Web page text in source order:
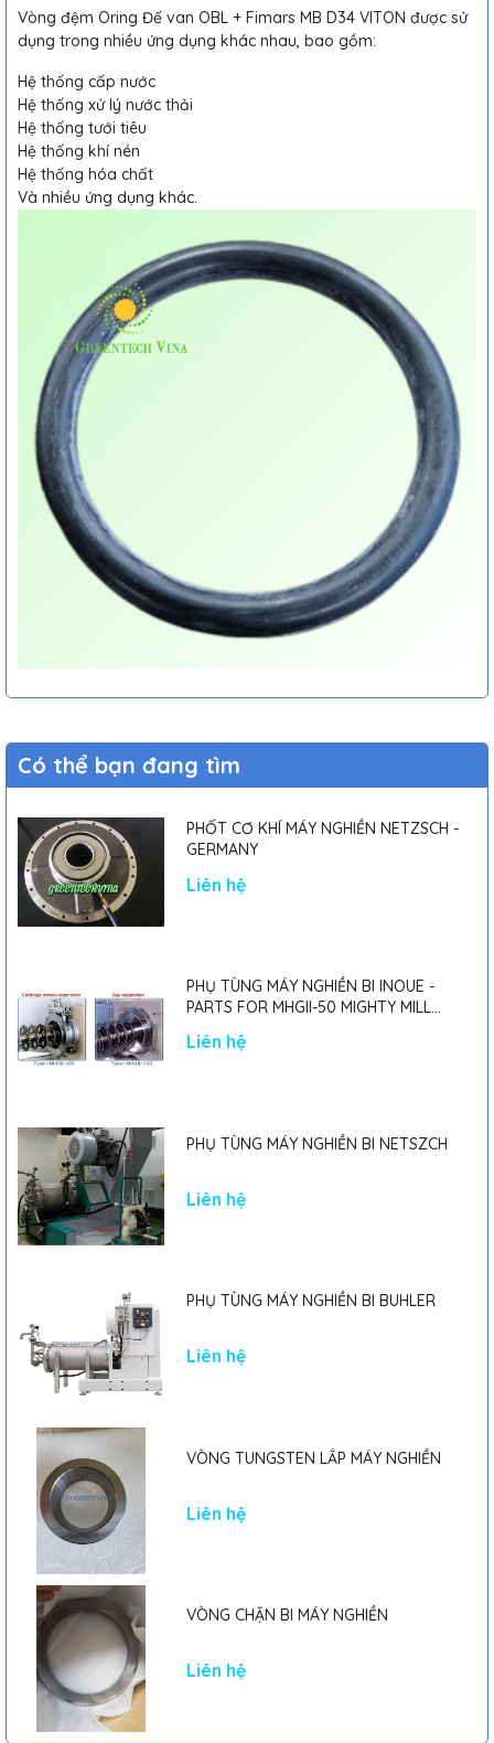
Vòng đệm Oring Đế van OBL + Fimars MB D34 VITON được sử
dụng trong nhiều ứng dụng khác nhau, bao gồm:
Hệ thống cấp nước
Hệ thống xử lý nước thải
Hệ thống tưới tiêu
Hệ thống khí nén
Hệ thống hóa chất
Và nhiều ứng dụng khác.
Có thể bạn đang tìm
PHỐT CƠ KHÍ MÁY NGHIỀN NETZSCH -
GERMANY
Liên hệ
PHỤ TÙNG MÁY NGHIỀN BI INOUE -
PARTS FOR MHGII-50 MIGHTY MILL
Liên hệ
PHỤ TÙNG MÁY NGHIỀN BI NETSZCH
Liên hệ
PHỤ TÙNG MÁY NGHIỀN BI BUHLER
Liên hệ
VÒNG TUNGSTEN LẮP MÁY NGHIỀN
Liên hệ
VÒNG CHẶN BI MÁY NGHIỀN
Liên hệ